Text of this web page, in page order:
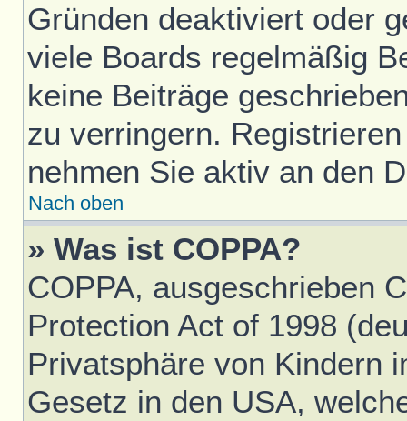
Gründen deaktiviert oder
viele Boards regelmäßig
keine Beiträge
zu verringern.
nehmen Sie aktiv an den
Nach oben
» Was ist COPPA?
COPPA, ausgeschrieben
Protection Act of 1998
Privatsphäre von Kindern
Gesetz in den USA,